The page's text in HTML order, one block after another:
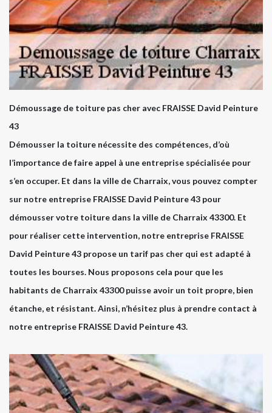
Démoussage de toiture pas cher avec FRAISSE David Peinture
43
Démousser la toiture nécessite des compétences, d’où
l’importance de faire appel à une entreprise spécialisée pour
s’en occuper. Et dans la ville de Charraix, vous pouvez compter
sur notre entreprise FRAISSE David Peinture 43 pour
démousser votre toiture dans la ville de Charraix 43300. Et
pour réaliser cette intervention, notre entreprise FRAISSE
David Peinture 43 propose un tarif pas cher qui est adapté à
toutes les bourses. Nous proposons cela pour que les
habitants de Charraix 43300 puisse avoir un toit propre, bien
étanche, et résistant. Ainsi, n’hésitez plus à prendre contact à
notre entreprise FRAISSE David Peinture 43.